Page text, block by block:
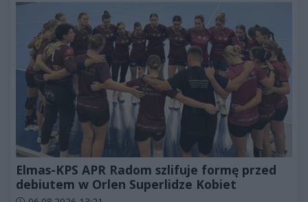
Elmas-KPS APR Radom szlifuje formę przed
debiutem w Orlen Superlidze Kobiet